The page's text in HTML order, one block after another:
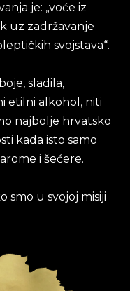
je: „voće iz
uz zadržavanje
svojstava“.
sladila,
etilni alkohol, niti
najbolje hrvatsko
kada isto samo
i šećere.
smo u svojoj misiji